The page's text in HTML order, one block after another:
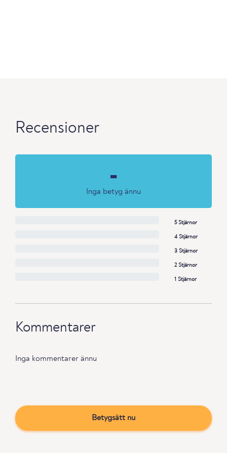
Recensioner
-
Inga betyg ännu
5 Stjärnor
4 Stjärnor
3 Stjärnor
2 Stjärnor
1 Stjärnor
Kommentarer
Inga kommentarer ännu
Betygsätt nu